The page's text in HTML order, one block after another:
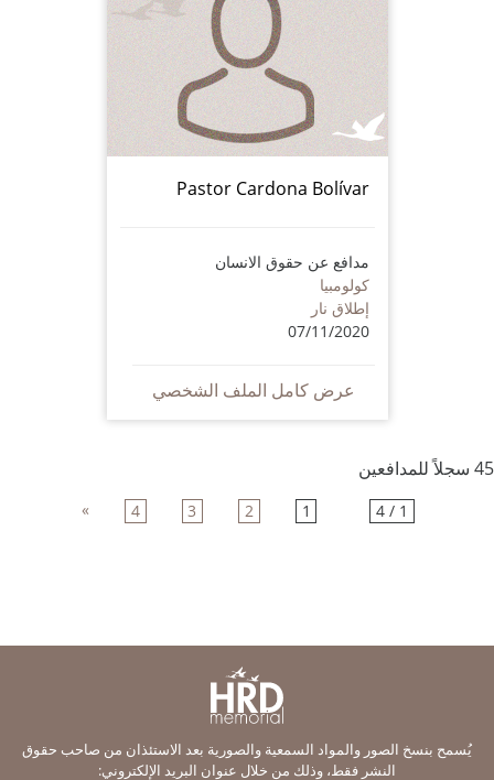
Pastor Cardona Bolívar
مدافع عن حقوق الانسان
كولومبيا
إطلاق نار
07/11/2020
عرض كامل الملف الشخصي
45 سجلاً للمدافعين
1 / 4
1
2
3
4
»
يُسمح بنسخ الصور والمواد السمعية والصورية بعد الاستئذان من صاحب حقوق
النشر فقط، وذلك من خلال عنوان البريد الإلكتروني: